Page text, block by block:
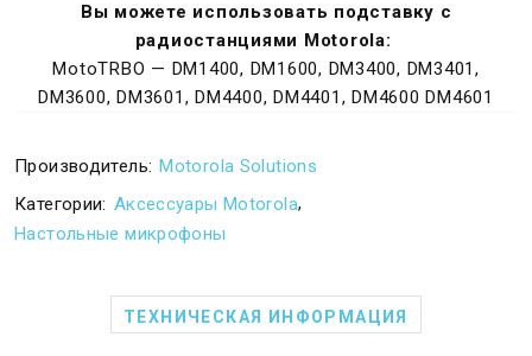
Вы можете использовать подставку с
радиостанциями Motorola:
MotoTRBO — DM1400, DM1600, DM3400, DM3401,
DM3600, DM3601, DM4400, DM4401, DM4600 DM4601
Производитель: Motorola Solutions
Категории: Аксессуары Motorola,
Настольные микрофоны
ТЕХНИЧЕСКАЯ ИНФОРМАЦИЯ